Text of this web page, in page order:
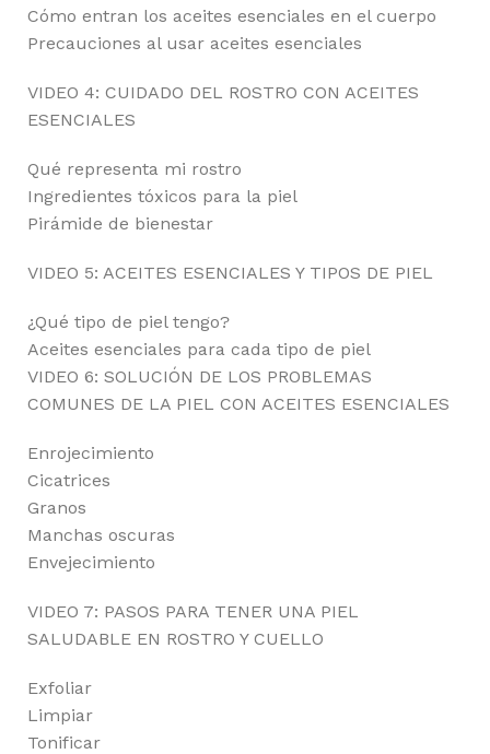
Cómo entran los aceites esenciales en el cuerpo
Precauciones al usar aceites esenciales
VIDEO 4: CUIDADO DEL ROSTRO CON ACEITES
ESENCIALES
Qué representa mi rostro
Ingredientes tóxicos para la piel
Pirámide de bienestar
VIDEO 5: ACEITES ESENCIALES Y TIPOS DE PIEL
¿Qué tipo de piel tengo?
Aceites esenciales para cada tipo de piel
VIDEO 6: SOLUCIÓN DE LOS PROBLEMAS
COMUNES DE LA PIEL CON ACEITES ESENCIALES
Enrojecimiento
Cicatrices
Granos
Manchas oscuras
Envejecimiento
VIDEO 7: PASOS PARA TENER UNA PIEL
SALUDABLE EN ROSTRO Y CUELLO
Exfoliar
Limpiar
Tonificar